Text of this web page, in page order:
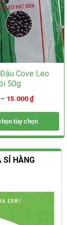
sản
phẩm
Cove Leo
50g
15.000₫
tùy chọn
SỈ HÀNG